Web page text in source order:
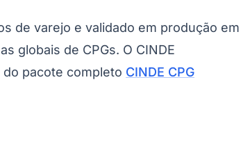
SerraEmbu das ArtesSão Roque
de varejo e validado em produção em
globais de CPGs. O CINDE
pacote completo CINDE CPG